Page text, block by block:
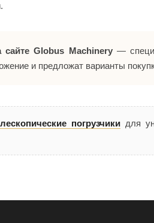
сайте Globus Machinery—
и предложат варианты
погрузчики для